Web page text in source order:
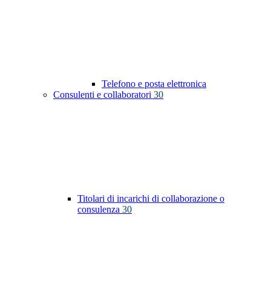
Telefono e posta elettronica
Consulenti e collaboratori 30
Titolari di incarichi di collaborazione o
consulenza 30